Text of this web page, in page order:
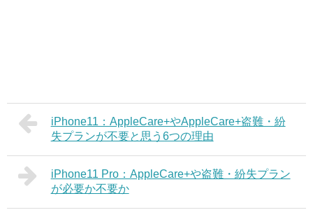
iPhone11：AppleCare+やAppleCare+盗難・紛
失プランが不要と思う6つの理由
iPhone11 Pro：AppleCare+や盗難・紛失プラン
が必要か不要か